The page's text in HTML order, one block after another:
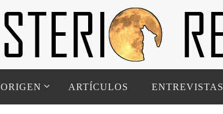
ORIGEN ARTÍCULOS ENTREVISTAS